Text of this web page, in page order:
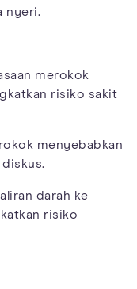
nyeri.
merokok
risiko sakit
menyebabkan
darah ke
risiko